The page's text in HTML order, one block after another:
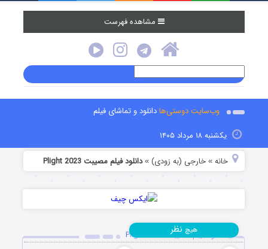
مشاهده فهرست
وب‌سایت دوستی‌هادانلود و تماشای فیلم
یکشنبه ۱۸ مرداد ۱۴۰۵
خانه »خارجی (به زودی) »دانلود فیلم مصیبت Plight 2023
دانلود فیلم مصیبت Plight 2023
هیچ نظر